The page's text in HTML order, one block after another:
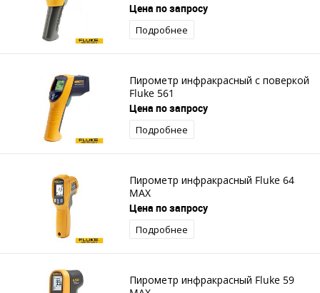
Цена по запросу
Подробнее
Пирометр инфракрасный с поверкой
Fluke 561
Цена по запросу
Подробнее
Пирометр инфракрасный Fluke 64
MAX
Цена по запросу
Подробнее
Пирометр инфракрасный Fluke 59